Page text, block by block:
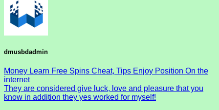
dmusbdadmin
Money Learn Free Spins Cheat, Tips Enjoy Position On the
internet
They are considered give luck, love and pleasure that you
know in addition they yes worked for myself!